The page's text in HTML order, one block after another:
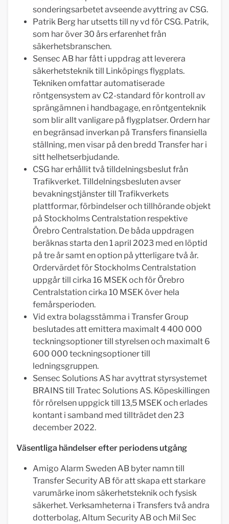
sonderingsarbetet avseende avyttring av CSG.
Patrik Berg har utsetts till ny vd för CSG. Patrik,
som har över 30 års erfarenhet från
säkerhetsbranschen.
Sensec AB har fått i uppdrag att leverera
säkerhetsteknik till Linköpings flygplats.
Tekniken omfattar automatiserade
röntgensystem av C2-standard för kontroll av
sprängämnen i handbagage, en röntgenteknik
som blir allt vanligare på flygplatser. Ordern har
en begränsad inverkan på Transfers finansiella
ställning, men visar på den bredd Transfer har i
sitt helhetserbjudande.
CSG har erhållit två tilldelningsbeslut från
Trafikverket. Tilldelningsbesluten avser
bevakningstjänster till Trafikverkets
plattformar, förbindelser och tillhörande objekt
på Stockholms Centralstation respektive
Örebro Centralstation. De båda uppdragen
beräknas starta den 1 april 2023 med en löptid
på tre år samt en option på ytterligare två år.
Ordervärdet för Stockholms Centralstation
uppgår till cirka 16 MSEK och för Örebro
Centralstation cirka 10 MSEK över hela
femårsperioden.
Vid extra bolagsstämma i Transfer Group
beslutades att emittera maximalt 4 400 000
teckningsoptioner till styrelsen och maximalt 6
600 000 teckningsoptioner till
ledningsgruppen.
Sensec Solutions AS har avyttrat styrsystemet
BRAINS till Tratec Solutions AS. Köpeskillingen
för rörelsen uppgick till 13,5 MSEK och erlades
kontant i samband med tillträdet den 23
december 2022.
Väsentliga händelser efter periodens utgång
Amigo Alarm Sweden AB byter namn till
Transfer Security AB för att skapa ett starkare
varumärke inom säkerhetsteknik och fysisk
säkerhet. Verksamheterna i Transfers två andra
dotterbolag, Altum Security AB och Mil Sec